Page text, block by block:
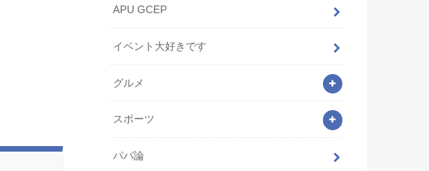
APU GCEP
イベント大好きです
グルメ
スポーツ
パパ論